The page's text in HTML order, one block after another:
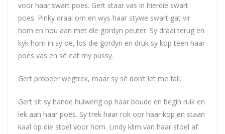
voor haar swart poes. Gert staar vas in hierdie swart
poes. Pinky draai om en wys haar stywe swart gat vir
hom en hou aan met die gordyn peuter. Sy draai terug en
kyk hom in sy oë, los die gordyn en druk sy kop teen haar
poes vas en sê eat my pussy.
Gert probeer wegtrek, maar sy sê don‘t let me fall.
Gert sit sy hande huiwerig op haar boude en begin ruik en
lek aan haar poes. Sy trek haar rok oor haar kop en staan
kaal op die stoel voor hom. Lindy klim van haar stoel af